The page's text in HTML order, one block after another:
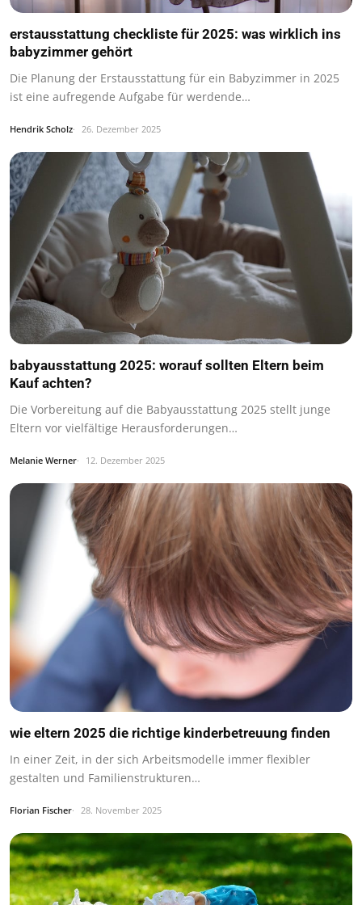
erstausstattung checkliste für 2025: was wirklich ins
babyzimmer gehört
Die Planung der Erstausstattung für ein Babyzimmer in 2025
ist eine aufregende Aufgabe für werdende…
Hendrik Scholz 26. Dezember 2025
babyausstattung 2025: worauf sollten Eltern beim
Kauf achten?
Die Vorbereitung auf die Babyausstattung 2025 stellt junge
Eltern vor vielfältige Herausforderungen…
Melanie Werner 12. Dezember 2025
wie eltern 2025 die richtige kinderbetreuung finden
In einer Zeit, in der sich Arbeitsmodelle immer flexibler
gestalten und Familienstrukturen…
Florian Fischer 28. November 2025